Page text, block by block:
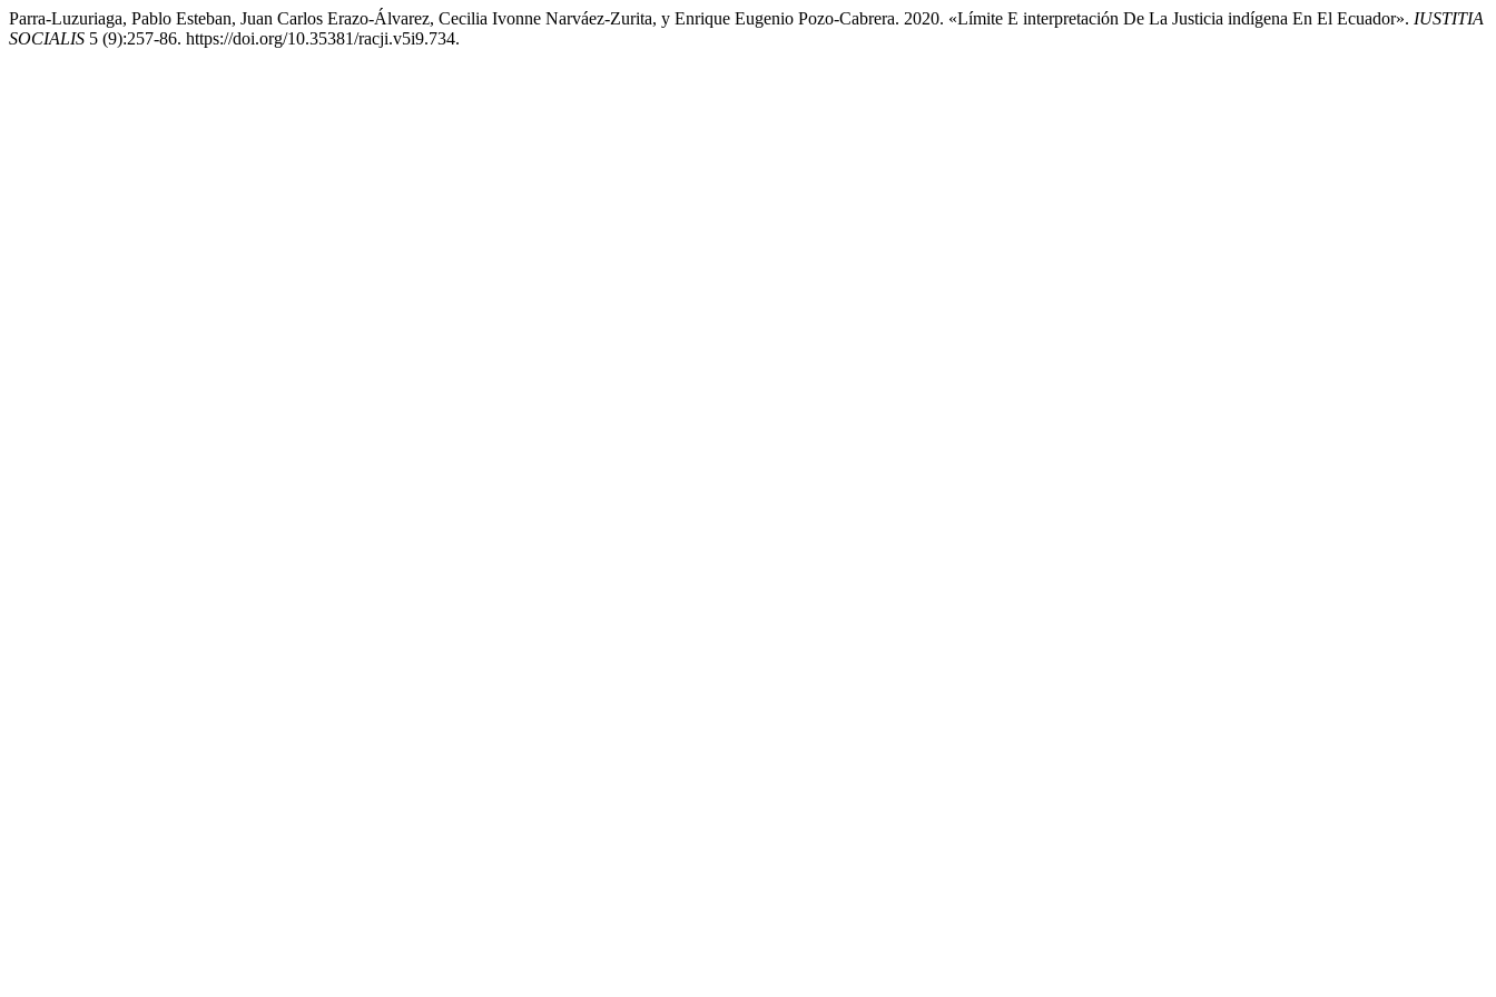
Parra-Luzuriaga, Pablo Esteban, Juan Carlos Erazo-Álvarez, Cecilia Ivonne Narváez-Zurita, y Enrique Eugenio Pozo-Cabrera. 2020. «Límite E interpretación De La Justicia indígena En El Ecuador». IUSTITIA
SOCIALIS 5 (9):257-86. https://doi.org/10.35381/racji.v5i9.734.